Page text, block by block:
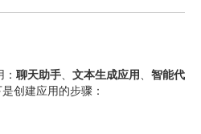
聊天助手 文本生成应用
智能代
创建应用的步骤：